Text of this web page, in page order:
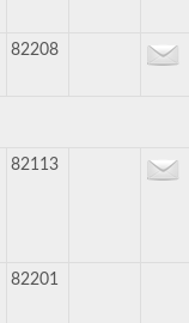
82208
82113
82201